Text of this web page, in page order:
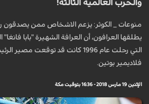
والحرب العالمية الثالثة!
منوعات _ الكوثر: يزعم الاشخاص ممن يصدقون
يطلقها العرافون، أن العرافة الشهيرة "بابا فانغا"
التي رحلت عام 1996 كانت قد توقعت
فلاديمير بوتين.
الإثنين 19 مارس 2018 - 16:36 بتوقيت مكة